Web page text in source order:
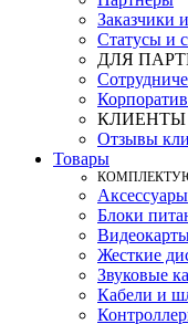
Заказчики
Статусы и
ДЛЯ
КЛИЕНТЫ
Отзывы
Товары
Аксессуары
Блоки
Жесткие
Звуковые
Кабели и